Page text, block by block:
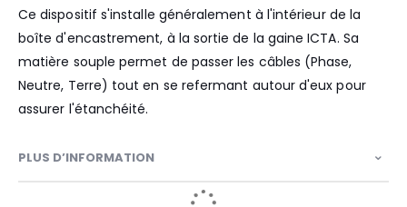
Ce dispositif s'installe généralement à l'intérieur de la
boîte d'encastrement, à la sortie de la gaine ICTA. Sa
matière souple permet de passer les câbles (Phase,
Neutre, Terre) tout en se refermant autour d'eux pour
assurer l'étanchéité.
PLUS D’INFORMATION